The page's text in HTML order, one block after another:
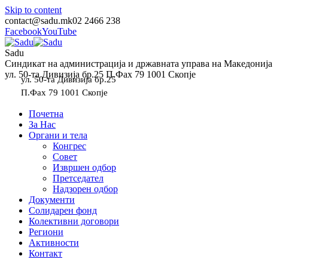
Skip to content
contact@sadu.mk02 2466 238
FacebookYouTube
Sadu
Синдикат на администрација и државната управа на Македонија
ул. 50-та Дивизија бр.25 П.Фах 79 1001 Скопје
ул. 50-та Дивизија бр.25
П.Фах 79 1001 Скопје
Почетна
За Нас
Органи и тела
Конгрес
Совет
Извршен одбор
Претседател
Надзорен одбор
Документи
Солидарен фонд
Колективни договори
Региони
Активности
Контакт